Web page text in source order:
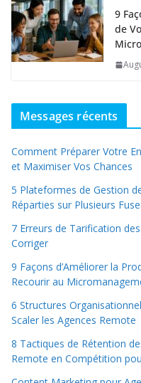
9
de
Messages récents
Comment Préparer Votre
et Maximiser Vos Chances
5 Plateformes de Gestion
Réparties sur Plusieurs
7 Erreurs de Tarification
Corriger
9 Façons d’Améliorer la
Recourir au
6 Structures
Scaler les Agences Remote
8 Tactiques de Rétention
Remote en Compétition